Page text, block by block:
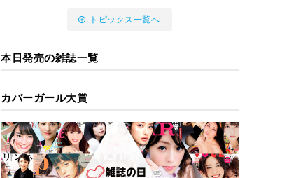
トピックス一覧へ
本日発売の雑誌一覧
カバーガール大賞